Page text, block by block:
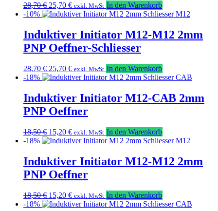
28,70€ Ursprünglicher
Preis
28,70 €
25,70 €Aktueller
Preis
25,70 €.
exkl. MwSt In den Warenkorb
-10%
Induktiver Initiator M12-M12 2mm
PNP Oeffner-Schliesser
28,70€ Ursprünglicher
Preis
28,70 €
25,70 €Aktueller
Preis
25,70 €.
exkl. MwSt In den Warenkorb
-18%
Induktiver Initiator M12-CAB 2mm
PNP Oeffner
18,50€ Ursprünglicher
Preis
18,50 €
15,20 €Aktueller
Preis
15,20 €.
exkl. MwSt In den Warenkorb
-18%
Induktiver Initiator M12-M12 2mm
PNP Oeffner
18,50€ Ursprünglicher
Preis
15,20 €Aktueller
Preis
exkl. MwSt In den Warenkorb
-18%